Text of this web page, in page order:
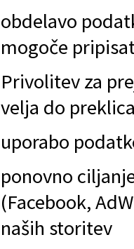
obdelavo
mogoče
Privolitev za
velja do
uporabo
ponovno
(Facebook,
naših storitev